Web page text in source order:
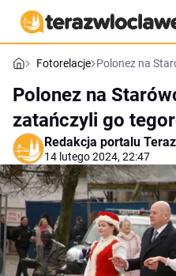
Fotorelacje Polonez na
Polonez na
zatańczyli go
Redakcja portalu Teraz
14 lutego 2024, 22:47